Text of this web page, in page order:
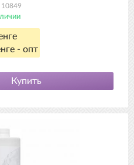
10849
- опт
Купить